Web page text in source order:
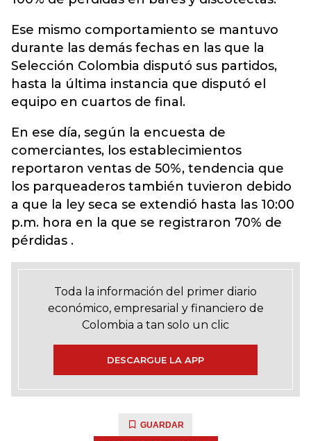
Ese mismo comportamiento se mantuvo
durante las demás fechas en las que la
Selección Colombia disputó sus partidos,
hasta la última instancia que disputó el
equipo en cuartos de final.
En ese día, según la encuesta de
comerciantes, los establecimientos
reportaron ventas de 50%, tendencia que
los parqueaderos también tuvieron debido
a que la ley seca se extendió hasta las 10:00
p.m. hora en la que se registraron 70% de
pérdidas .
Toda la información del primer diario
económico, empresarial y financiero de
Colombia a tan solo un clic
DESCARGUE LA APP
GUARDAR